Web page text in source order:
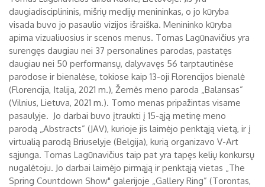
daugiadisciplininis, mišrių medijų menininkas, o jo kūryba
visada buvo jo pasaulio vizijos išraiška. Menininko kūryba
apima vizualiuosius ir scenos menus. Tomas Lagūnavičius yra
surengęs daugiau nei 37 personalines parodas, pastatęs
daugiau nei 50 performansų, dalyvavęs 56 tarptautinėse
parodose ir bienalėse, tokiose kaip 13-oji Florencijos bienalė
(Florencija, Italija, 2021 m.), Žemės meno paroda „Balansas”
(Vilnius, Lietuva, 2021 m.). Tomo menas pripažintas visame
pasaulyje. Jo darbai buvo įtraukti į 15-ąją metinę meno
parodą „Abstracts” (JAV), kurioje jis laimėjo penktąją vietą, ir į
virtualią parodą Briuselyje (Belgija), kurią organizavo V-Art
sąjunga. Tomas Lagūnavičius taip pat yra tapęs kelių konkursų
nugalėtoju. Jo darbai laimėjo pirmąją ir penktąją vietas „The
Spring Countdown Show" galerijoje „Gallery Ring” (Torontas,